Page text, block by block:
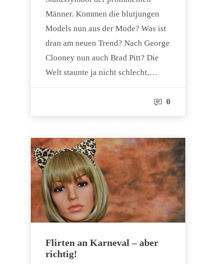
Männer. Kommen die blutjungen
Models nun aus der Mode? Was ist
dran am neuen Trend? Nach George
Clooney nun auch Brad Pitt? Die
Welt staunte ja nicht schlecht,…
0
Flirten an Karneval – aber
richtig!